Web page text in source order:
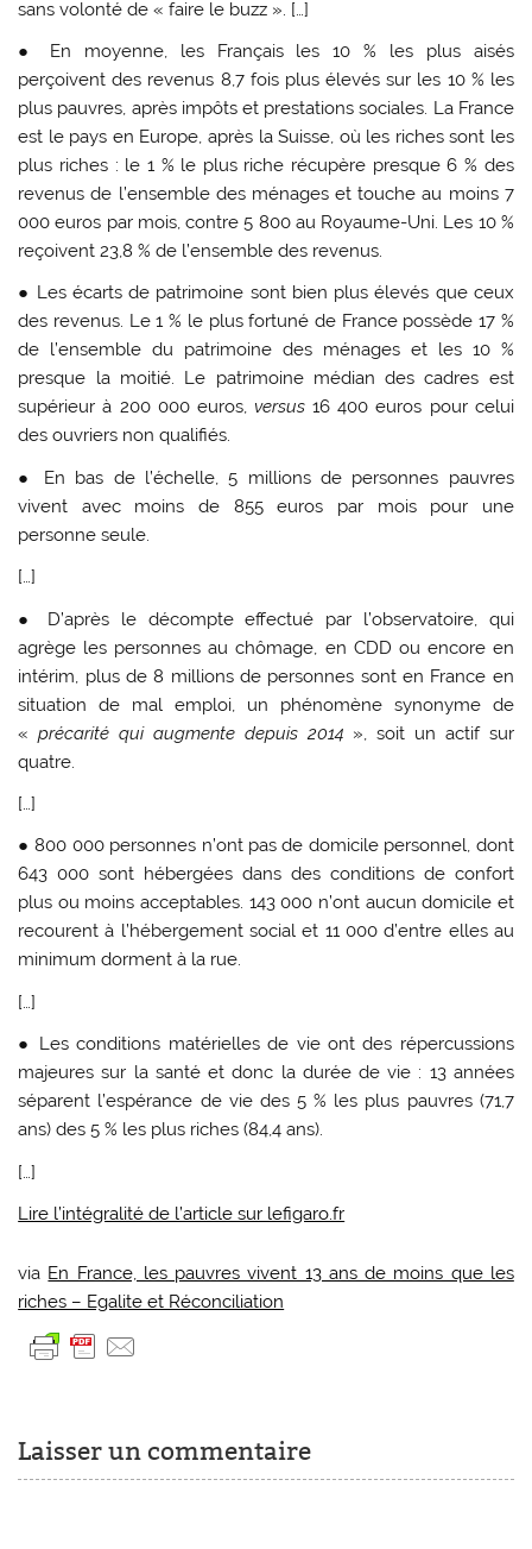
sans volonté de « faire le buzz ». […]
● En moyenne, les Français les 10 % les plus aisés
perçoivent des revenus 8,7 fois plus élevés sur les 10 % les
plus pauvres, après impôts et prestations sociales. La France
est le pays en Europe, après la Suisse, où les riches sont les
plus riches : le 1 % le plus riche récupère presque 6 % des
revenus de l’ensemble des ménages et touche au moins 7
000 euros par mois, contre 5 800 au Royaume-Uni. Les 10 %
reçoivent 23,8 % de l’ensemble des revenus.
● Les écarts de patrimoine sont bien plus élevés que ceux
des revenus. Le 1 % le plus fortuné de France possède 17 %
de l’ensemble du patrimoine des ménages et les 10 %
presque la moitié. Le patrimoine médian des cadres est
supérieur à 200 000 euros, versus 16 400 euros pour celui
des ouvriers non qualifiés.
● En bas de l’échelle, 5 millions de personnes pauvres
vivent avec moins de 855 euros par mois pour une
personne seule.
[…]
● D’après le décompte effectué par l’observatoire, qui
agrège les personnes au chômage, en CDD ou encore en
intérim, plus de 8 millions de personnes sont en France en
situation de mal emploi, un phénomène synonyme de
«précarité qui augmente depuis 2014 », soit un actif sur
quatre.
[…]
● 800 000 personnes n’ont pas de domicile personnel, dont
643 000 sont hébergées dans des conditions de confort
plus ou moins acceptables. 143 000 n’ont aucun domicile et
recourent à l’hébergement social et 11 000 d’entre elles au
minimum dorment à la rue.
[…]
● Les conditions matérielles de vie ont des répercussions
majeures sur la santé et donc la durée de vie : 13 années
séparent l’espérance de vie des 5 % les plus pauvres (71,7
ans) des 5 % les plus riches (84,4 ans).
[…]
Lire l’intégralité de l’article sur lefigaro.fr
via En France, les pauvres vivent 13 ans de moins que les
riches – Egalite et Réconciliation
Laisser un commentaire